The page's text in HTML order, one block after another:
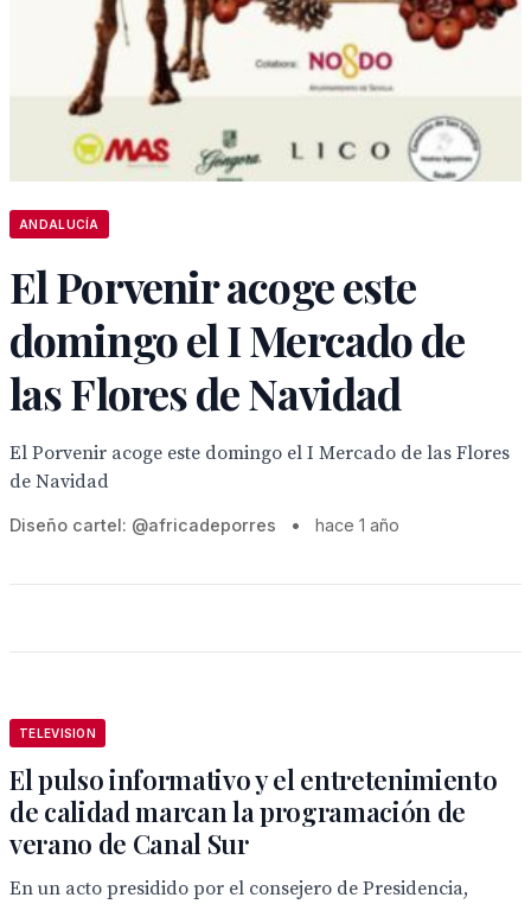
ANDALUCÍA
El Porvenir acoge este
domingo el I Mercado de
las Flores de Navidad
El Porvenir acoge este domingo el I Mercado de las Flores
de Navidad
Diseño cartel: @africadeporres • hace 1 año
TELEVISION
El pulso informativo y el entretenimiento
de calidad marcan la programación de
verano de Canal Sur
En un acto presidido por el consejero de Presidencia,